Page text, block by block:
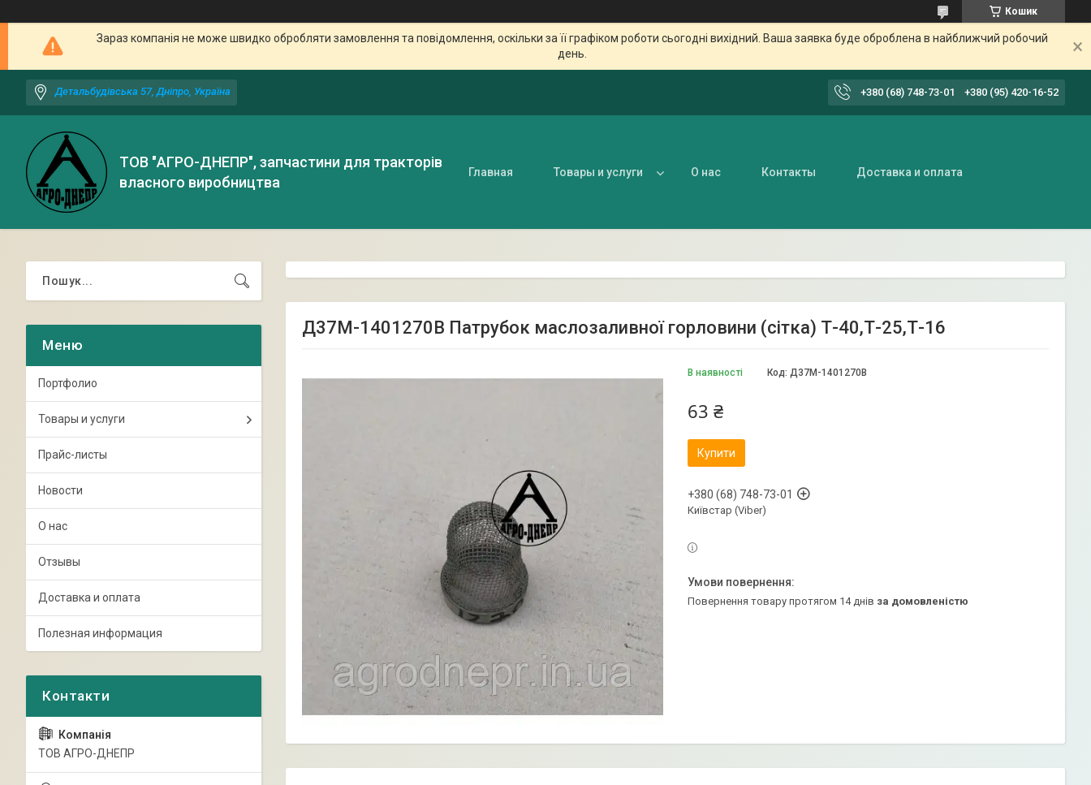
Кошик
Зараз компанія не може швидко обробляти замовлення та повідомлення, оскільки за її графіком роботи сьогодні вихідний. Ваша заявка буде оброблена в найближчий робочий
день.
Детальбудівська 57, Дніпро, Україна +380 (68) 748-73-01 +380 (95) 420-16-52
ТОВ "АГРО-ДНЕПР", запчастини для тракторів
власного виробництва
Главная Товары и услуги О нас Контакты Доставка и оплата
Д37М-1401270В Патрубок маслозаливної горловини (сітка) Т-40,Т-25,Т-16
В наявності Код: Д37М-1401270В
63 ₴
Купити
+380 (68) 748-73-01
Київстар (Viber)
повернення товару протягом 14 днів за домовленістю
Портфолио
Товары и услуги
Прайс-листы
Новости
О нас
Отзывы
Доставка и оплата
Полезная информация
ТОВ АГРО-ДНЕПР